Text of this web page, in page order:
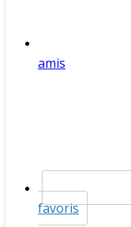
amis
favoris